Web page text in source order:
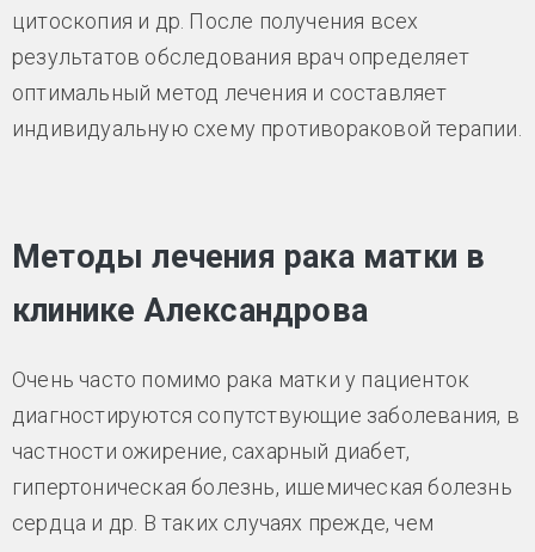
цитоскопия и др. После получения всех
результатов обследования врач определяет
оптимальный метод лечения и составляет
индивидуальную схему противораковой терапии.
Методы лечения рака матки в
клинике Александрова
Очень часто помимо рака матки у пациенток
диагностируются сопутствующие заболевания, в
частности ожирение, сахарный диабет,
гипертоническая болезнь, ишемическая болезнь
сердца и др. В таких случаях прежде, чем